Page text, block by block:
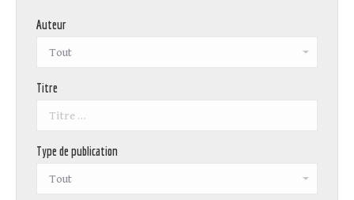
Auteur
Titre
Type de publication